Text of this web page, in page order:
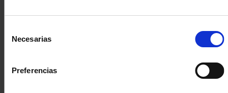
Necesarias
Preferencias